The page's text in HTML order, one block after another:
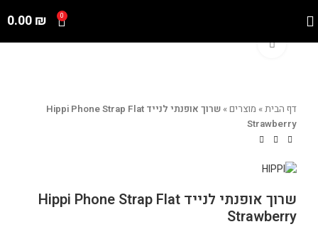
0
0.00₪
Click to enlarge
דף הבית» מוצרים»
שרוך אופנתי לנייד Hippi Phone Strap Flat
Strawberry
שרוך אופנתי לנייד Hippi Phone Strap Flat
Strawberry